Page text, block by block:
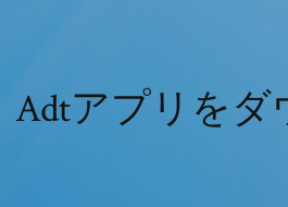
Adtアプリをダ